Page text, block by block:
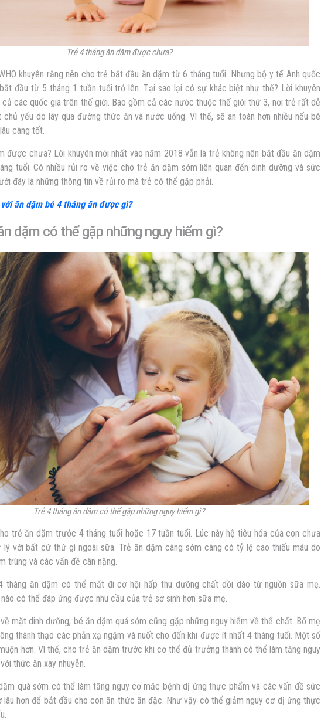
Trẻ 4 tháng ăn dặm được chưa?
khuyên rằng nên cho trẻ bắt đầu ăn dặm từ 6 tháng tuổi. Nhưng bộ y tế Anh quốc
đầu từ 5 tháng 1 tuần tuổi trở lên. Tại sao lại có sự khác biệt như thế? Lời khuyên
cả các quốc gia trên thế giới. Bao gồm cả các nước thuộc thế giới thứ 3, nơi trẻ rất dễ
yếu do lây qua đường thức ăn và nước uống. Vì thế, sẽ an toàn hơn nhiều nếu bé
càng tốt.
được chưa? Lời khuyên mới nhất vào năm 2018 vẫn là trẻ không nên bắt đầu ăn dặm
tuổi. Có nhiều rủi ro về việc cho trẻ ăn dặm sớm liên quan đến dinh dưỡng và sức
đây là những thông tin về rủi ro mà trẻ có thể gặp phải.
ăn dặm bé 4 tháng ăn được gì?
dặm có thể gặp những nguy hiểm gì?
Trẻ 4 tháng ăn dặm có thể gặp những nguy hiểm gì?
trẻ ăn dặm trước 4 tháng tuổi hoặc 17 tuần tuổi. Lúc này hệ tiêu hóa của con chưa
với bất cứ thứ gì ngoài sữa. Trẻ ăn dặm càng sớm càng có tỷ lệ cao thiếu máu do
trùng và các vấn đề cân nặng.
tháng ăn dặm có thể mất đi cơ hội hấp thu dưỡng chất dồi dào từ nguồn sữa mẹ.
có thể đáp ứng được nhu cầu của trẻ sơ sinh hơn sữa mẹ.
mặt dinh dưỡng, bé ăn dặm quá sớm cũng gặp những nguy hiểm về thể chất. Bố mẹ
thành thạo các phản xạ ngậm và nuốt cho đến khi được ít nhất 4 tháng tuổi. Một số
hơn. Vì thế, cho trẻ ăn dặm trước khi cơ thể đủ trưởng thành có thể làm tăng nguy
thức ăn xay nhuyễn.
quá sớm có thể làm tăng nguy cơ mắc bệnh dị ứng thực phẩm và các vấn đề sức
lâu hơn để bắt đầu cho con ăn thức ăn đặc. Như vậy có thể giảm nguy cơ dị ứng thực